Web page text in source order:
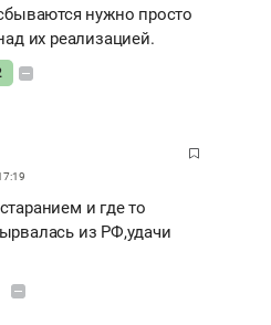
нужно просто
их реализацией.
и где то
из РФ,удачи